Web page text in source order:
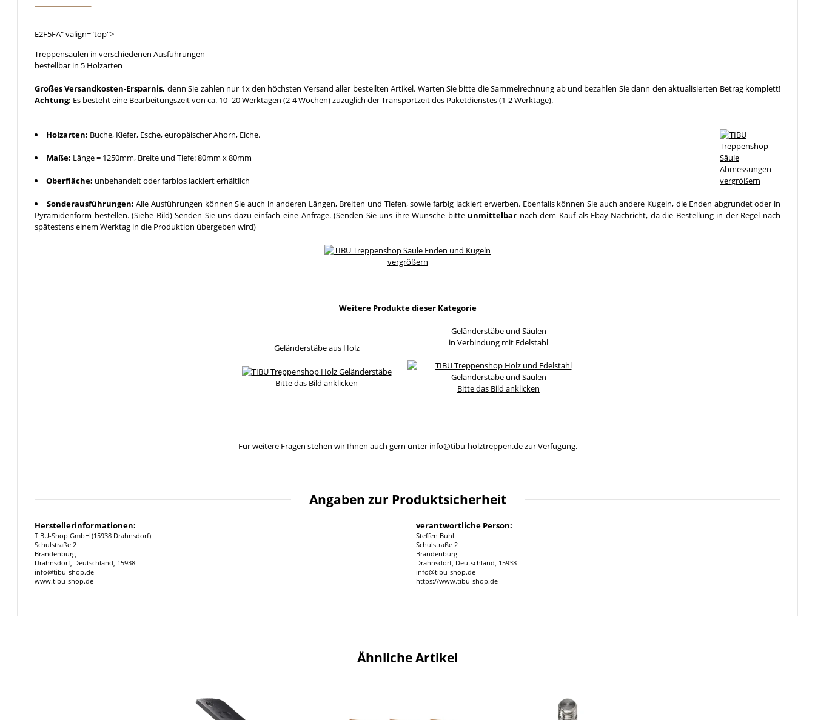
E2F5FA" valign="top">
Treppensäulen in verschiedenen Ausführungen
bestellbar in 5 Holzarten
Großes Versandkosten-Ersparnis, denn Sie zahlen nur 1x den höchsten Versand aller bestellten Artikel. Warten Sie bitte die Sammelrechnung ab und bezahlen Sie dann den aktualisierten Betrag komplett!
Achtung: Es besteht eine Bearbeitungszeit von ca. 10 -20 Werktagen (2-4 Wochen) zuzüglich der Transportzeit des Paketdienstes (1-2 Werktage).
Holzarten: Buche, Kiefer, Esche, europäischer Ahorn, Eiche.
Maße: Länge = 1250mm, Breite und Tiefe: 80mm x 80mm
Oberfläche: unbehandelt oder farblos lackiert erhältlich vergrößern
Sonderausführungen: Alle Ausführungen können Sie auch in anderen Längen, Breiten und Tiefen, sowie farbig lackiert erwerben. Ebenfalls können Sie auch andere Kugeln, die Enden abgrundet oder in
Pyramidenform bestellen. (Siehe Bild) Senden Sie uns dazu einfach eine Anfrage. (Senden Sie uns ihre Wünsche bitte unmittelbar nach dem Kauf als Ebay-Nachricht, da die Bestellung in der Regel nach
spätestens einem Werktag in die Produktion übergeben wird)
vergrößern
Weitere Produkte dieser Kategorie
Geländerstäbe aus Holz
Bitte das Bild anklicken
Geländerstäbe und Säulen
in Verbindung mit Edelstahl
Bitte das Bild anklicken
Für weitere Fragen stehen wir Ihnen auch gern unter info@tibu-holztreppen.dezur Verfügung.
Angaben zur Produktsicherheit
Herstellerinformationen:
TIBU-Shop GmbH (15938 Drahnsdorf)
Schulstraße 2
Brandenburg
Drahnsdorf, Deutschland, 15938
info@tibu-shop.de
www.tibu-shop.de
verantwortliche Person:
Steffen Buhl
Schulstraße 2
Brandenburg
Drahnsdorf, Deutschland, 15938
info@tibu-shop.de
https://www.tibu-shop.de
Ähnliche Artikel